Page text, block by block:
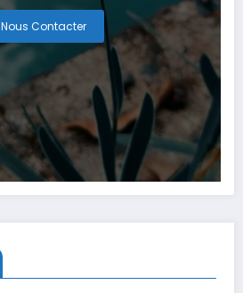
Nous Contacter